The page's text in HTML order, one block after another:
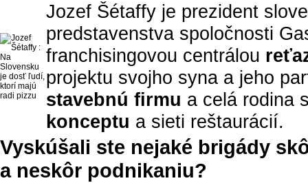
Jozef Šétaffy je prezident
predstavenstva spoločnosti
franchisingovou centrálou
projektu svojho syna a jeho
stavebnú firmu a celá rodina
konceptu a sieti reštaurácií.
Vyskúšali ste nejaké brigády
a neskôr podnikaniu?